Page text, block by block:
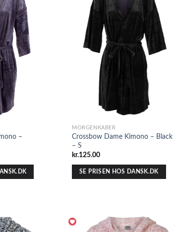
–
MORGENKÅBER
Crossbow Dame Kimono – Black
– S
kr.125.00
SE PRISEN HOS DANSK.DK